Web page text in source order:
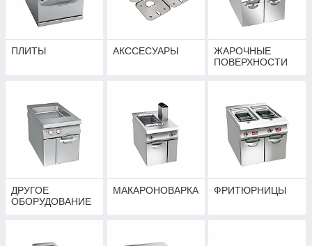
ПЛИТЫ АКССЕСУАРЫ
ЖАРОЧНЫЕ
ПОВЕРХНОСТИ
ДРУГОЕ
ОБОРУДОВАНИЕ
МАКАРОНОВАРКА ФРИТЮРНИЦЫ